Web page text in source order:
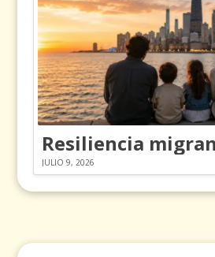
JULIO 9, 2026